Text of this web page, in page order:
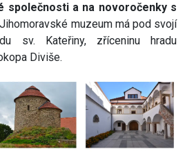
společnosti a na novoročenky s
Jihomoravské muzeum má pod svojí
sv. Kateřiny, zříceninu hradu
Diviše.